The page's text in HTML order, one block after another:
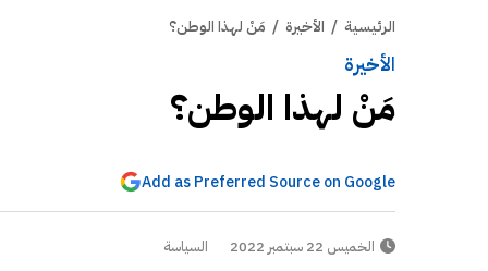
الرئيسية / الأخيرة / مَنْ لهذا الوطن؟
الأخيرة
مَنْ لهذا الوطن؟
Add as Preferred Source on Google
الخميس 22 سبتمبر 2022 السياسة